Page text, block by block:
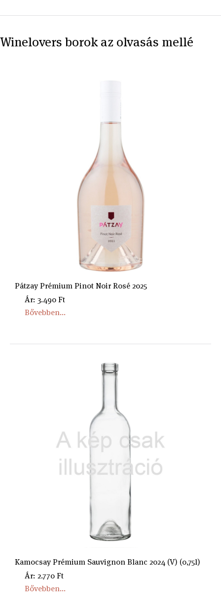
Winelovers borok az olvasás mellé
Pátzay Prémium Pinot Noir Rosé 2025
Ár: 3.490 Ft
Bővebben...
Kamocsay Prémium Sauvignon Blanc 2024 (V) (0,75l)
Ár: 2.770 Ft
Bővebben...